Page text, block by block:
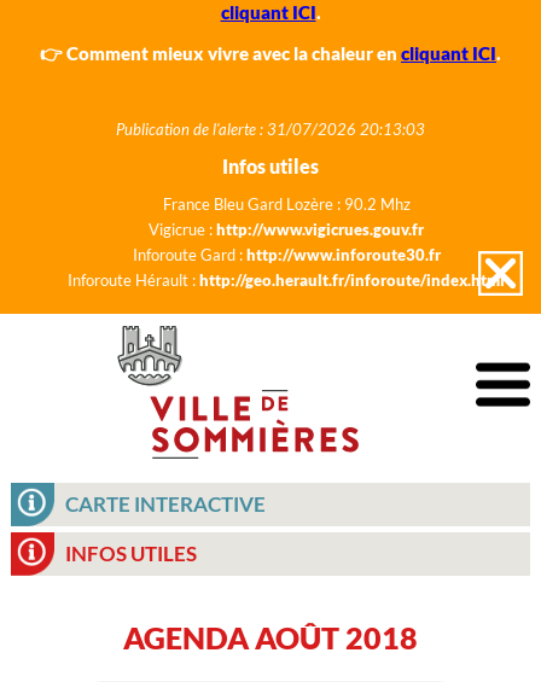
cliquant ICI.
👉 Comment mieux vivre avec la chaleur en cliquant ICI.
Publication de l'alerte : 31/07/2026 20:13:03
Infos utiles
France Bleu Gard Lozère : 90.2 Mhz
Vigicrue :http://www.vigicrues.gouv.fr
Inforoute Gard :http://www.inforoute30.fr
Inforoute Hérault :http://geo.herault.fr/inforoute/index.html
CARTE INTERACTIVE
INFOS UTILES
AGENDA AOÛT 2018